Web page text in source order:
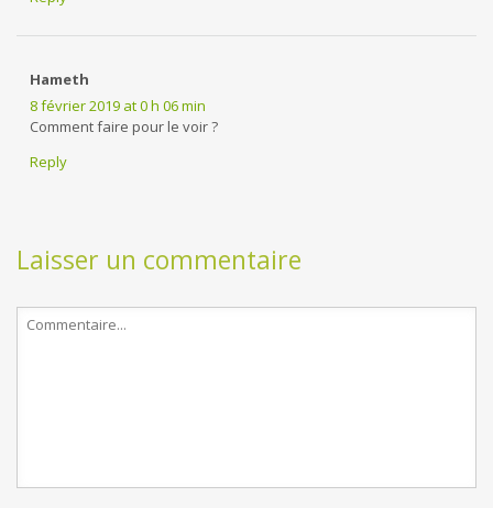
Hameth
8 février 2019 at 0 h 06 min
Comment faire pour le voir ?
Reply
Laisser un commentaire